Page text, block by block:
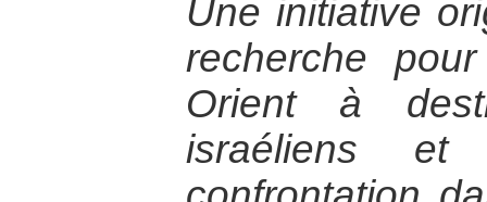
Une initiative
recherche
Orient à
israéliens